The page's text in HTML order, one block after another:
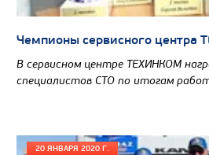
Вместимость кузова, м3
Колесная формула
Чемпионы сервисного центра
В сервисном центре ТЕХИНКОМ
специалистов СТО по итогам
20 ЯНВАРЯ 2020 Г.